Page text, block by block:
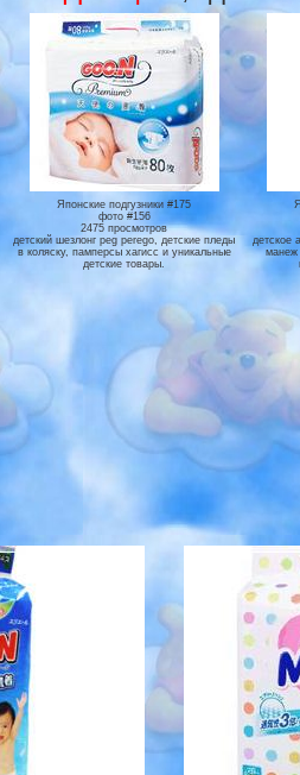
Японские подгузники #175
фото #156
2475 просмотров
детский шезлонг peg perego, детские пледы
в коляску, памперсы хагисс и уникальные
детские товары.
детское
манеж